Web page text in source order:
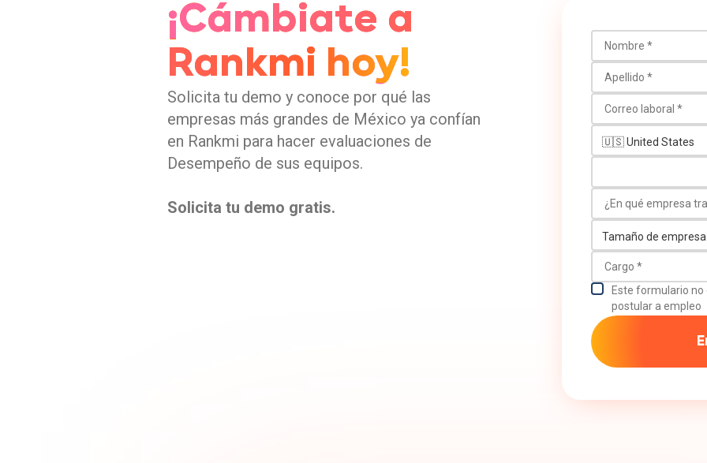
¡Cámbiate a
Rankmi hoy!
Solicita tu demo y conoce por qué las
empresas más grandes de México ya confían
en Rankmi para hacer evaluaciones de
Desempeño de sus equipos.
Solicita tu demo gratis.
Este formulario
postular a empleo